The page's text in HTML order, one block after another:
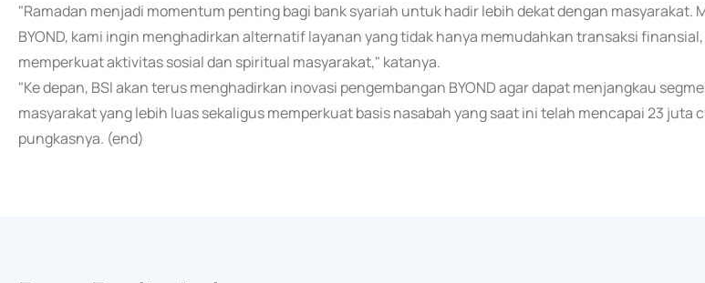
"Ramadan menjadi momentum penting bagi bank syariah untuk hadir lebih dekat dengan masyarakat.
BYOND, kami ingin menghadirkan alternatif layanan yang tidak hanya memudahkan transaksi
memperkuat aktivitas sosial dan spiritual masyarakat," katanya.
"Ke depan, BSI akan terus menghadirkan inovasi pengembangan BYOND agar dapat menjangkau
masyarakat yang lebih luas sekaligus memperkuat basis nasabah yang saat ini telah mencapai 23 juta
pungkasnya. (end)